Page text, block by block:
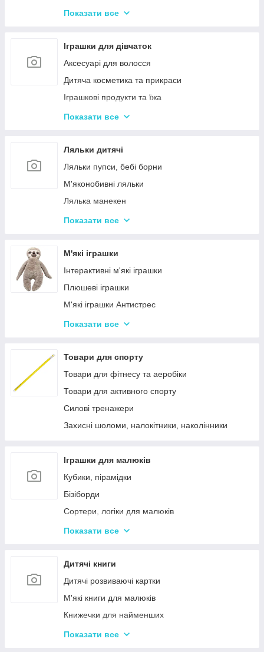
Різні дерев'яні іграшки
Каталки та толокари
Показати все
Іграшки для дівчаток
Аксесуарі для волосся
Дитяча косметика та прикраси
Іграшкові продукти та їжа
Іграшковий посуд
Дитячі ігрові набори для прибирання
Дитячі рольові набори лікаря
Дитячий ігровий набір кухня
Дитячий ігровий магазин, касса
Іграшковий салон краси, трюмо
Показати все
Ляльки дитячі
Ляльки пупси, бебі борни
М'яконобивні ляльки
Лялька манекен
Барбі та схожі ляльки
Лялькові будиночки
Візочки для ляльок
Ліжечка для ляльок
Одяг та аксесуари для Ляльок
Показати все
М'які іграшки
Інтерактивні м'які іграшки
Плюшеві іграшки
М'які іграшки Антистрес
Іграшки для лялькового театру
Показати все
Товари для спорту
Товари для фітнесу та аеробіки
Товари для активного спорту
Силові тренажери
Захисні шоломи, налокітники, наколінники
Іграшки для малюків
Кубики, пірамідки
Бізіборди
Сортери, логіки для малюків
Іграшки з музичними ефектами
Машинки іграшкові для дітей
Дитяче кермо
Іграшка Неваляшка
Каталки з ручкою і на мотузочці
Розвиваючі килимки
Показати все
Дитячі книги
Дитячі розвиваючі картки
М'які книги для малюків
Книжечки для найменших
Книги з наклейками
Показати все